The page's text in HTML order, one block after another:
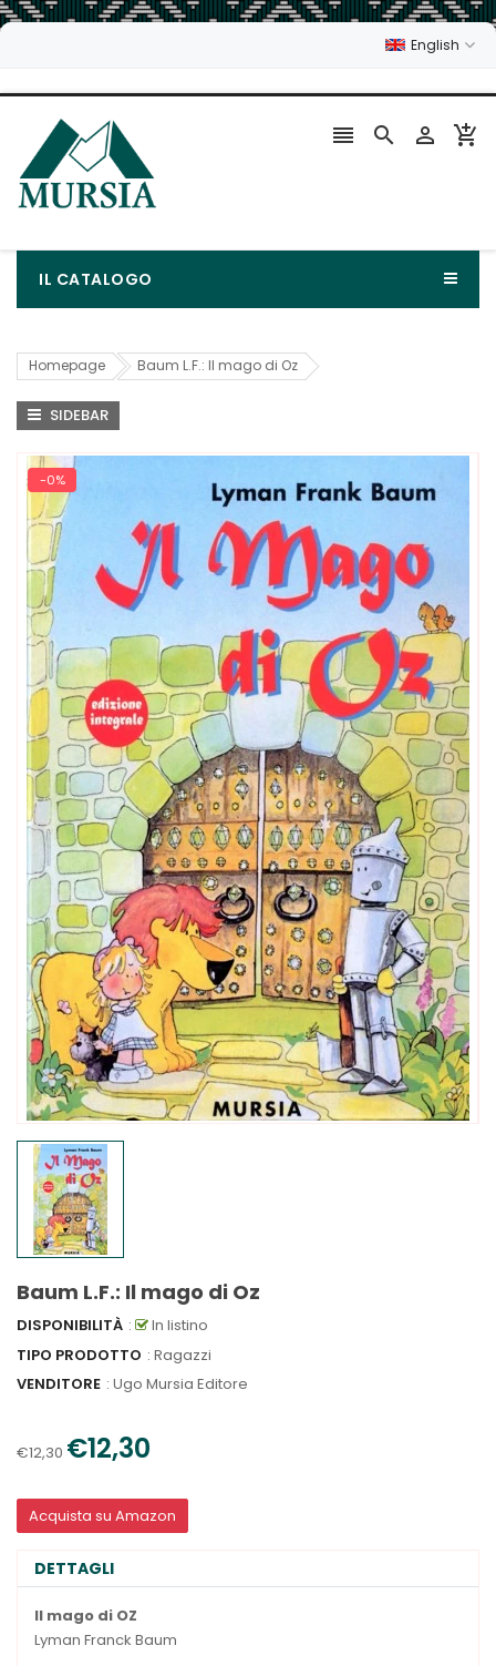
English
   
IL CATALOGO
Homepage Baum L.F.: Il mago di Oz
SIDEBAR
-0%
Baum L.F.: Il mago di Oz
DISPONIBILITÀ :
In listino
TIPO PRODOTTO : Ragazzi
VENDITORE : Ugo Mursia Editore
€12,30 €12,30
Acquista su Amazon
DETTAGLI
Il mago di OZ
Lyman Franck Baum